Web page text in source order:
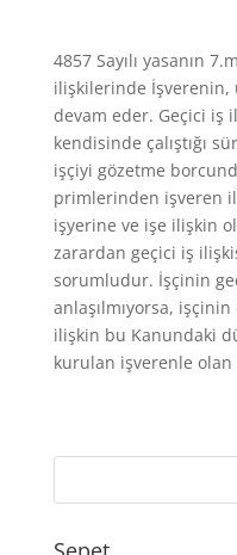
4857 Sayılı yasanın
ilişkilerinde
devam eder. Geçici iş
kendisinde çalıştığı
işçiyi gözetme
primlerinden işveren
işyerine ve işe ilişkin
zarardan geçici iş
sorumludur. İşçinin
anlaşılmıyorsa,
ilişkin bu Kanundaki
kurulan işverenle